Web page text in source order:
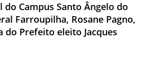
do Campus Santo Ângelo do
Farroupilha, Rosane Pagno,
do Prefeito eleito Jacques